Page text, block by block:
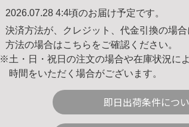
2026.07.28 4:4頃のお届け予定です。
決済方法が、クレジット、代金引換の場
方法の場合はこちら をご確認ください。
※土・日・祝日の注文の場合や在庫状況に
時間をいただく場合がございます。
即日出荷条件につ